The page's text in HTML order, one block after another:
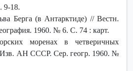
9-18.
Берга (в Антарктиде) // Вестн.
1960. № 6. С. 74 : карт.
моренах в четверичных
Изв. АН СССР. Сер. геогр. 1960. №